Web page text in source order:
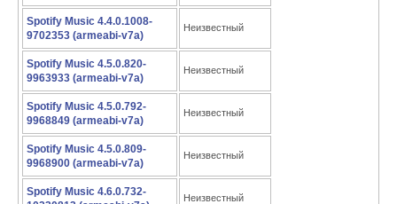
Spotify Music 4.4.0.1008-
9702353 (armeabi-v7a)
Неизвестный
Spotify Music 4.5.0.820-
9963933 (armeabi-v7a)
Неизвестный
Spotify Music 4.5.0.792-
9968849 (armeabi-v7a)
Неизвестный
Spotify Music 4.5.0.809-
9968900 (armeabi-v7a)
Неизвестный
Spotify Music 4.6.0.732-
Неизвестный